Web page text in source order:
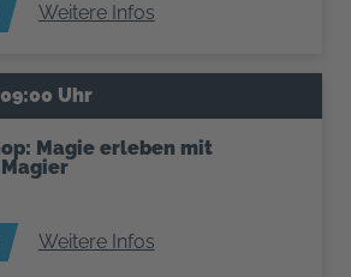
Weitere Infos
Magie erleben mit
Weitere Infos